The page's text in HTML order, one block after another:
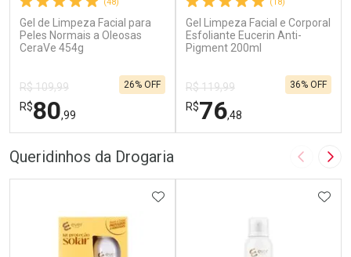
Gel de Limpeza Facial para
Peles Normais a Oleosas
CeraVe 454g
R$ 109,99
R$80,99
26% OFF
Gel Limpeza Facial e Corporal
Esfoliante Eucerin Anti-
Pigment 200ml
R$ 119,99
R$76,48
36% OFF
Queridinhos da Drogaria Imagem
ADICIONAR AOS FAVORITOS